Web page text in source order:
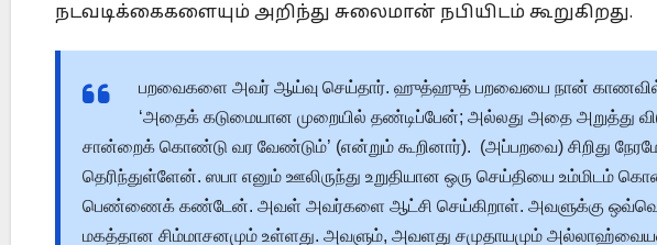
நடவடிக்கைகளையும் அறிந்து சுலைமான் நபியிடம் கூறுகிறது.
பறவைகளை அவர் ஆய்வு செய்தார். ஹுத்ஹுத் பறவையை நான்
‘அதைக் கடுமையான முறையில் தண்டிப்பேன்; அல்லது அதை அறுத்து
சான்றைக் கொண்டு வர வேண்டும்’ (என்றும் கூறினார்). (அப்பறவை) சிறிது
தெரிந்துள்ளேன். ஸபா எனும் ஊலிருந்து உறுதியான ஒரு செய்தியை உம்மிடம்
பெண்ணைக் கண்டேன். அவள் அவர்களை ஆட்சி செய்கிறாள். அவளுக்கு
மகத்தான சிம்மாசனமும் உள்ளது. அவளும், அவளது சமுதாயமும்